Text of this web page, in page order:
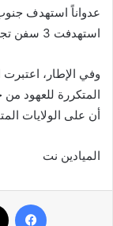
عدواناً استهدف
استهدفت 3 سفن تجارية كانت تعبر مضيق هرمز”.
وفي الإطار، اعتبرت
المتكررة للعهود من
أن على الولايات
الميادين نت